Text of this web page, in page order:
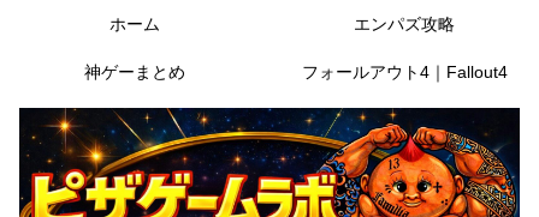
ホーム エンパズ攻略
神ゲーまとめ フォールアウト4｜Fallout4